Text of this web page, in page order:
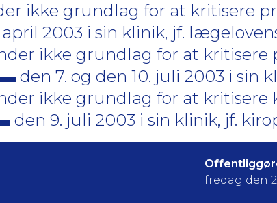
ikke grundlag for at kritisere
april 2003 i sin klinik, jf.
ikke grundlag for at kritisere
den 7. og den 10. juli 2003 i sin
ikke grundlag for at kritisere
den 9. juli 2003 i sin klinik, jf.
fredag den